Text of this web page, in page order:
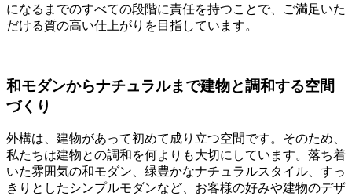
になるまでのすべての段階に責任を持つことで、ご満足いた
だける質の高い仕上がりを目指しています。
和モダンからナチュラルまで建物と調和する空間
づくり
外構は、建物があって初めて成り立つ空間です。そのため、
私たちは建物との調和を何よりも大切にしています。落ち着
いた雰囲気の和モダン、緑豊かなナチュラルスタイル、すっ
きりとしたシンプルモダンなど、お客様の好みや建物のデザ